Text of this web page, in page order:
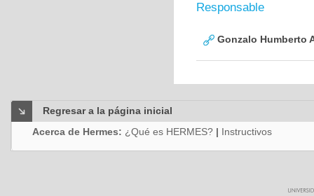
Responsable
Gonzalo Humberto
Regresar a la página inicial
Acerca de Hermes: ¿Qué es HERMES? | Instructivos